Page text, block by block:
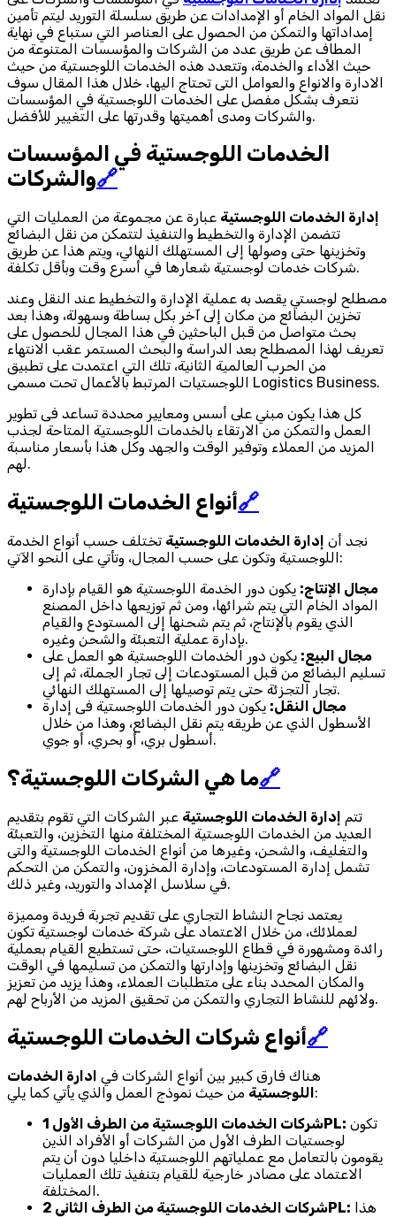
نقل المواد الخام أو الإمدادات عن طريق سلسلة التوريد ليتم تأمين
إمداداتها والتمكن من الحصول على العناصر التي ستباع في نهاية
المطاف عن طريق عدد من الشركات والمؤسسات المتنوعة من
حيث الأداء والخدمة، وتتعدد هذه الخدمات اللوجستية من حيث
الادارة والانواع والعوامل التى تحتاج اليها، خلال هذا المقال سوف
نتعرف بشكل مفصل على الخدمات اللوجستية في المؤسسات
والشركات ومدى أهميتها وقدرتها على التغيير للأفضل.
الخدمات اللوجستية في المؤسسات
والشركات🔗
إدارة الخدمات اللوجستية عبارة عن مجموعة من العمليات التي
تتضمن الإدارة والتخطيط والتنفيذ لتتمكن من نقل البضائع
وتخزينها حتى وصولها إلى المستهلك النهائي، ويتم هذا عن طريق
شركات خدمات لوجستية شعارها في أسرع وقت وبأقل تكلفة.
مصطلح لوجستي يقصد به عملية الإدارة والتخطيط عند النقل وعند
تخزين البضائع من مكان إلى آخر بكل بساطة وسهولة، وهذا بعد
بحث متواصل من قبل الباحثين في هذا المجال للحصول على
تعريف لهذا المصطلح بعد الدراسة والبحث المستمر عقب الانتهاء
من الحرب العالمية الثانية، تلك التي اعتمدت على تطبيق
اللوجستيات المرتبط بالأعمال تحت مسمى Logistics Business.
كل هذا يكون مبني على أسس ومعايير محددة تساعد فى تطوير
العمل والتمكن من الارتقاء بالخدمات اللوجستية المتاحة لجذب
المزيد من العملاء وتوفير الوقت والجهد وكل هذا بأسعار مناسبة
لهم.
أنواع الخدمات اللوجستية🔗
نجد أن إدارة الخدمات اللوجستية تختلف حسب أنواع الخدمة
اللوجستية وتكون على حسب المجال، وتأتي على النحو الآتي:
مجال الإنتاج: يكون دور الخدمة اللوجستية هو القيام بإدارة
المواد الخام التي يتم شرائها، ومن ثم توزيعها داخل المصنع
الذي يقوم بالإنتاج، ثم يتم شحنها إلى المستودع والقيام
بإدارة عملية التعبئة والشحن وغيره.
مجال البيع: يكون دور الخدمات اللوجستية هو العمل على
تسليم البضائع من قبل المستودعات إلى تجار الجملة، ثم إلى
تجار التجزئة حتى يتم توصيلها إلى المستهلك النهائي.
مجال النقل: يكون دور الخدمات اللوجستية فى إدارة
الأسطول الذي عن طريقه يتم نقل البضائع، وهذا من خلال
أسطول بري، أو بحري، أو جوي.
ما هي الشركات اللوجستية؟🔗
تتم إدارة الخدمات اللوجستية عبر الشركات التي تقوم بتقديم
العديد من الخدمات اللوجستية المختلفة منها التخزين، والتعبئة
والتغليف، والشحن، وغيرها من أنواع الخدمات اللوجستية والتى
تشمل إدارة المستودعات، وإدارة المخزون، والتمكن من التحكم
في سلاسل الإمداد والتوريد، وغير ذلك.
يعتمد نجاح النشاط التجاري على تقديم تجربة فريدة ومميزة
لعملائك، من خلال الاعتماد على شركة خدمات لوجستية تكون
رائدة ومشهورة في قطاع اللوجستيات، حتى تستطيع القيام بعملية
نقل البضائع وتخزينها وإدارتها والتمكن من تسليمها في الوقت
والمكان المحدد بناء على متطلبات العملاء، وهذا يزيد من تعزيز
ولائهم للنشاط التجاري والتمكن من تحقيق المزيد من الأرباح لهم.
أنواع شركات الخدمات اللوجستية🔗
هناك فارق كبير بين أنواع الشركات في ادارة الخدمات
اللوجستيةمن حيث نموذج العمل والذي يأتي كما يلي:
شركات الخدمات اللوجستية من الطرف الأول 1PL:
لوجستيات الطرف الأول من الشركات أو الأفراد الذين
يقومون بالتعامل مع عملياتهم اللوجستية داخليا دون أن يتم
الاعتماد على مصادر خارجية للقيام بتنفيذ تلك العمليات
المختلفة.
شركات الخدمات اللوجستية من الطرف الثاني 2PL: